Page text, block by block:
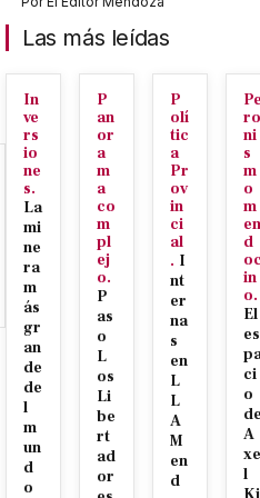
Las más leídas
In
ve
rs
io
ne
s.
La
mi
ne
ra
m
ás
gr
an
de
de
l
m
un
d
o
P
an
or
a
m
a
co
m
pl
ej
o.
P
as
o
L
os
Li
be
rt
ad
or
P
olí
tic
a
Pr
ov
in
ci
al
. I
nt
er
na
s
en
L
L
A
M
en
d
ro
ni
s
m
o
m
en
d
in
o.
El
es
ci
o
A
xe
l